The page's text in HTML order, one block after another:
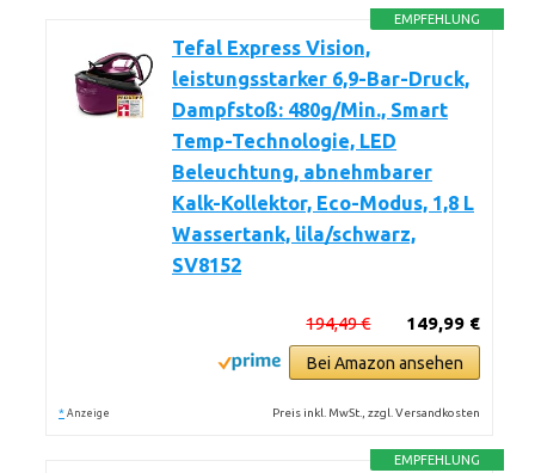
EMPFEHLUNG
Tefal Express Vision,
leistungsstarker 6,9-Bar-Druck,
Dampfstoß: 480g/Min., Smart
Temp-Technologie, LED
Beleuchtung, abnehmbarer
Kalk-Kollektor, Eco-Modus, 1,8 L
Wassertank, lila/schwarz,
SV8152
149,99 €
194,49 €
Bei Amazon ansehen
* Anzeige Preis inkl. MwSt., zzgl. Versandkosten
EMPFEHLUNG